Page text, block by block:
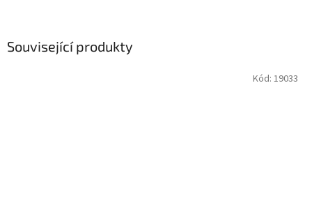
Související produkty
Kód: 19033